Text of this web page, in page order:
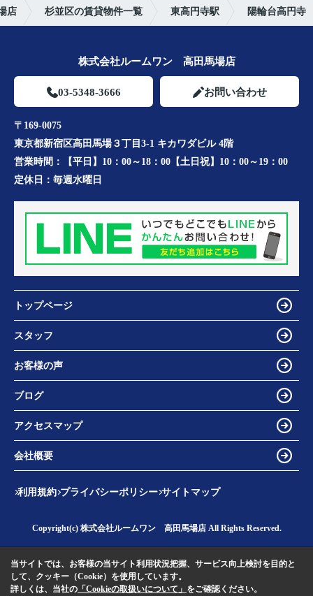
店 杉並区の賃貸物件一覧 東高円寺駅 陽輪台高円寺
株式会社ルームワン 高田馬場店
03-5348-3666 お問い合わせ
〒169-0075
東京都新宿区高田馬場３丁目3-1 キカワダビル 4階
営業時間：
【平日】10：00～18：00【土日祝】10：00～19：00
定休日： 毎週水曜日
トップページ
スタッフ
お客様の声
ブログ
アクセスマップ
会社概要
利用規約 プライバシーポリシー サイトマップ
Copyright(c) 株式会社ルームワン 高田馬場店 All Rights Reserved.
当サイトでは、お客様の当サイト利用状況把握、サービス向上検討を目的と
して、クッキー（Cookie）を使用しています。
詳しくは、当社の 「Cookieの取扱いについて」 をご確認ください。